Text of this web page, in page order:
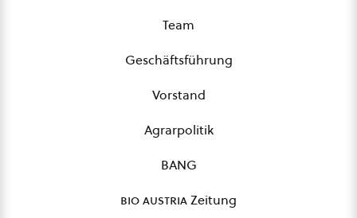
Team
Geschäftsführung
Vorstand
Agrarpolitik
BANG
bio austriaZeitung